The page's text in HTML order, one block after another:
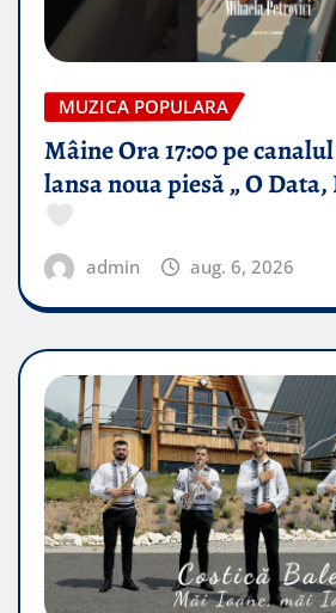
MUZICA POPULARA
Mâine Ora 17:00 pe
lansa noua piesă „ O
admin aug. 6, 2026